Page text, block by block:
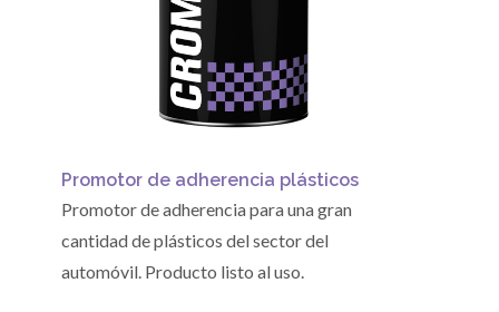
Promotor de adherencia plásticos
Promotor de adherencia para una gran
cantidad de plásticos del sector del
automóvil. Producto listo al uso.